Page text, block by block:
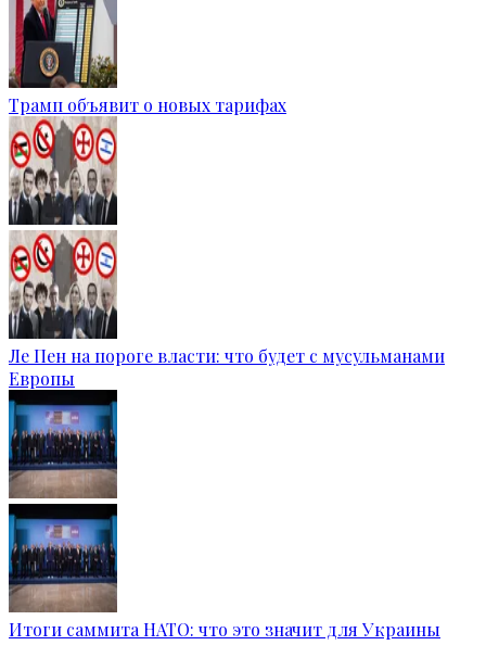
Трамп объявит о новых тарифах
Ле Пен на пороге власти: что будет с мусульманами
Европы
Итоги саммита НАТО: что это значит для Украины